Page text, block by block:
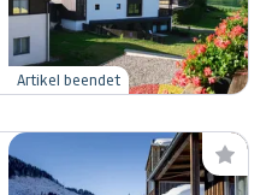
Artikel beendet